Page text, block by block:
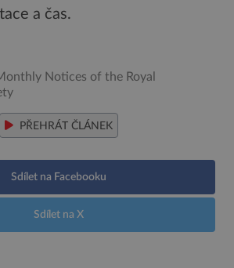
a čas.
Notices of the Royal
PŘEHRÁT ČLÁNEK
Sdílet na Facebooku
Sdílet na X